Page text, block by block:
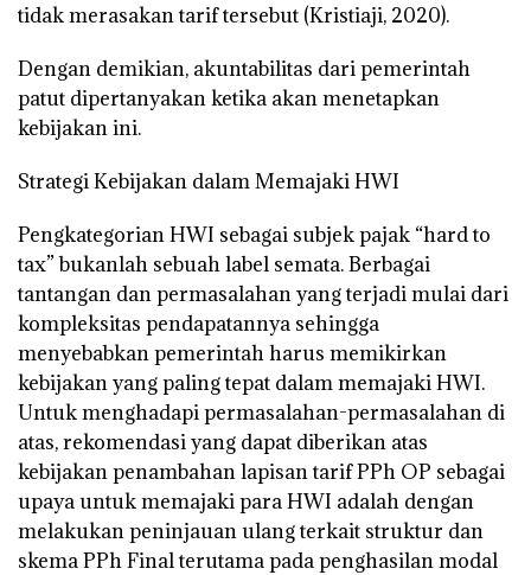
tidak merasakan tarif tersebut (Kristiaji, 2020).
Dengan demikian, akuntabilitas dari pemerintah
patut dipertanyakan ketika akan menetapkan
kebijakan ini.
Strategi Kebijakan dalam Memajaki HWI
Pengkategorian HWI sebagai subjek pajak “hard to
tax” bukanlah sebuah label semata. Berbagai
tantangan dan permasalahan yang terjadi mulai dari
kompleksitas pendapatannya sehingga
menyebabkan pemerintah harus memikirkan
kebijakan yang paling tepat dalam memajaki HWI.
Untuk menghadapi permasalahan-permasalahan di
atas, rekomendasi yang dapat diberikan atas
kebijakan penambahan lapisan tarif PPh OP sebagai
upaya untuk memajaki para HWI adalah dengan
melakukan peninjauan ulang terkait struktur dan
skema PPh Final terutama pada penghasilan modal